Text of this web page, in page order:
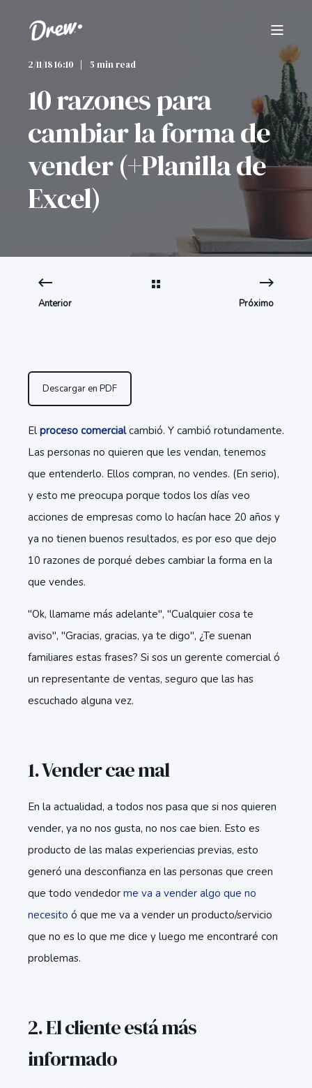
2/11/18 16:10 5 min read
10 razones para
cambiar la forma de
vender (+Planilla de
Excel)
Anterior Próximo
Descargar en PDF
El proceso comercialcambió. Y cambió rotundamente.
Las personas no quieren que les vendan, tenemos
que entenderlo. Ellos compran, no vendes. (En serio),
y esto me preocupa porque todos los días veo
acciones de empresas como lo hacían hace 20 años y
ya no tienen buenos resultados, es por eso que dejo
10 razones de porqué debes cambiar la forma en la
que vendes.
"Ok, llamame más adelante", "Cualquier cosa te
aviso", "Gracias, gracias, ya te digo", ¿Te suenan
familiares estas frases? Si sos un gerente comercial ó
un representante de ventas, seguro que las has
escuchado alguna vez.
1. Vender cae mal
En la actualidad, a todos nos pasa que si nos quieren
vender, ya no nos gusta, no nos cae bien. Esto es
producto de las malas experiencias previas, esto
generó una desconfianza en las personas que creen
que todo vendedor me va a vender algo que no
necesito ó que me va a vender un producto/servicio
que no es lo que me dice y luego me encontraré con
problemas.
2. El cliente está más
informado